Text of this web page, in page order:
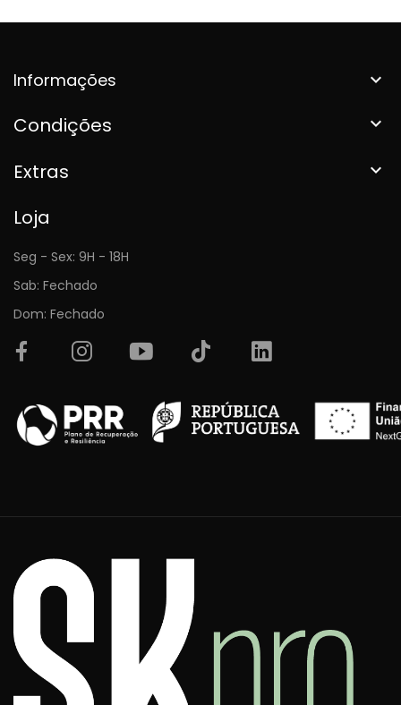
Informações 
Condições 
Extras 
Loja
Seg - Sex: 9H - 18H
Sab: Fechado
Dom: Fechado